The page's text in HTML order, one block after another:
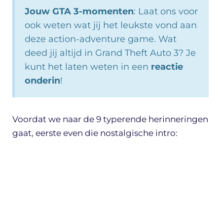
Jouw GTA 3-momenten: Laat ons voor
ook weten wat jij het leukste vond aan
deze action-adventure game. Wat
deed jij altijd in Grand Theft Auto 3? Je
kunt het laten weten in een reactie
onderin!
Voordat we naar de 9 typerende herinneringen
gaat, eerste even die nostalgische intro: